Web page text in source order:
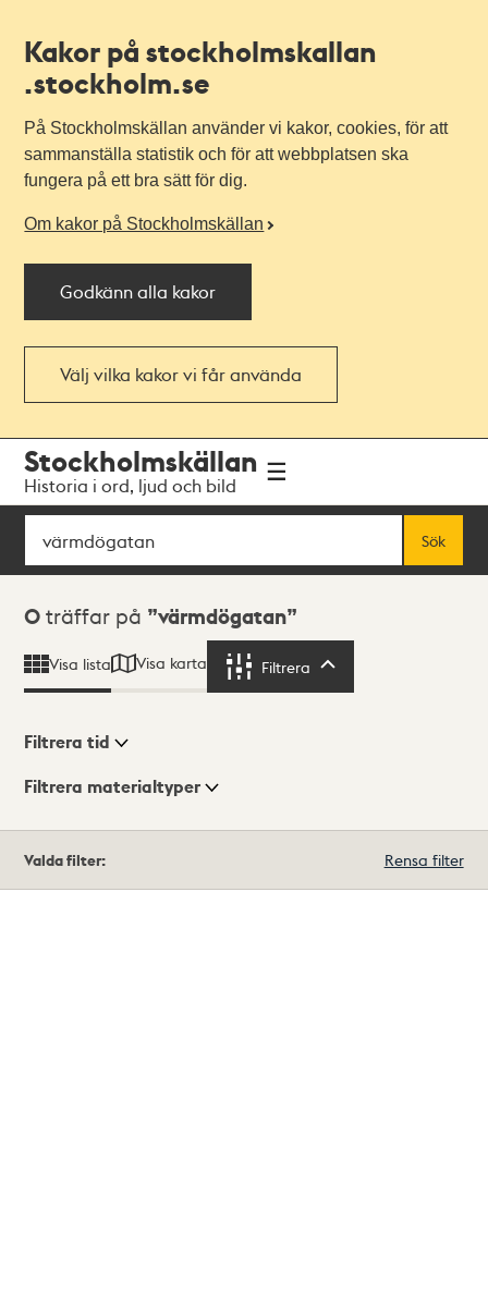
Kakor på stockholmskallan
.stockholm.se
På Stockholmskällan använder vi kakor, cookies, för att
sammanställa statistik och för att webbplatsen ska
fungera på ett bra sätt för dig.
Om kakor på Stockholmskällan
Godkänn alla kakor
Välj vilka kakor vi får använda
navigationen
huvudinnehållet
Stockholmskällan
Historia i ord, ljud och bild
Sök
Sök
Sökresultat
0 träffar på värmdögatan
Visa lista Visa karta Filtrera
Visningsläge
Filtrera tid
Filtrera materialtyper
träffar
Valda filter: Rensa filter